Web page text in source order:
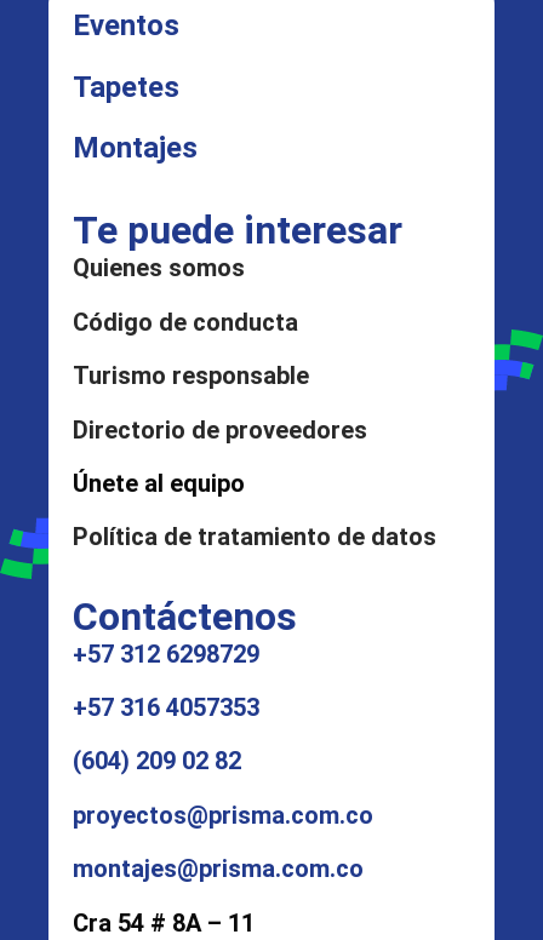
Eventos
Tapetes
Montajes
Te puede interesar
Quienes somos
Código de conducta
Turismo responsable
Directorio de proveedores
Únete al equipo
Política de tratamiento de datos
Contáctenos
+57 312 6298729
+57 316 4057353
(604) 209 02 82
proyectos@prisma.com.co
montajes@prisma.com.co
Cra 54 # 8A – 11